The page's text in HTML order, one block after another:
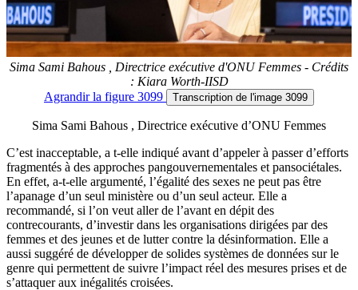
Sima Sami Bahous , Directrice exécutive d'ONU Femmes - Crédits
: Kiara Worth-IISD
Agrandirla figure 3099 Transcription de l'image 3099
Sima Sami Bahous , Directrice exécutive d’ONU Femmes
C’est inacceptable, a t-elle indiqué avant d’appeler à passer d’efforts
fragmentés à des approches pangouvernementales et pansociétales.
En effet, a-t-elle argumenté, l’égalité des sexes ne peut pas être
l’apanage d’un seul ministère ou d’un seul acteur. Elle a
recommandé, si l’on veut aller de l’avant en dépit des
contrecourants, d’investir dans les organisations dirigées par des
femmes et des jeunes et de lutter contre la désinformation. Elle a
aussi suggéré de développer de solides systèmes de données sur le
genre qui permettent de suivre l’impact réel des mesures prises et de
s’attaquer aux inégalités croisées.